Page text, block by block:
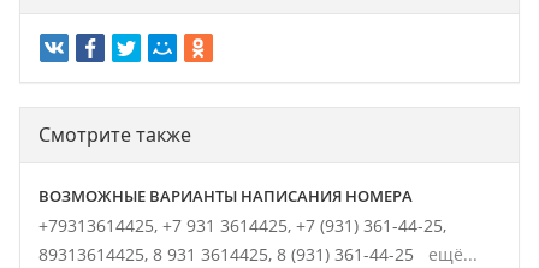
Смотрите также
ВОЗМОЖНЫЕ ВАРИАНТЫ НАПИСАНИЯ НОМЕРА
+79313614425, +7 931 3614425, +7 (931) 361-44-25,
89313614425, 8 931 3614425, 8 (931) 361-44-25 ещё...